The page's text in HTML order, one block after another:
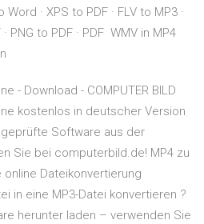
Word · XPS to PDF · FLV to MP3 ·
PNG to PDF · PDF WMV in MP4
- Download - COMPUTER BILD
kostenlos in deutscher Version
Software aus der
Sie bei computerbild.de! MP4 zu
online Dateikonvertierung
in eine MP3-Datei konvertieren ?
herunter laden – verwenden Sie